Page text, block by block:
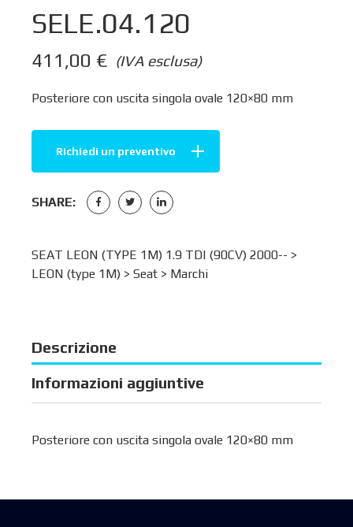
SELE.04.120
(IVA esclusa)
411,00 €
Posteriore con uscita singola ovale 120×80 mm
Richiedi un preventivo
SHARE:
SEAT LEON (TYPE 1M) 1.9 TDI (90CV) 2000-- >
LEON (type 1M) > Seat > Marchi
Descrizione
Informazioni aggiuntive
Posteriore con uscita singola ovale 120×80 mm